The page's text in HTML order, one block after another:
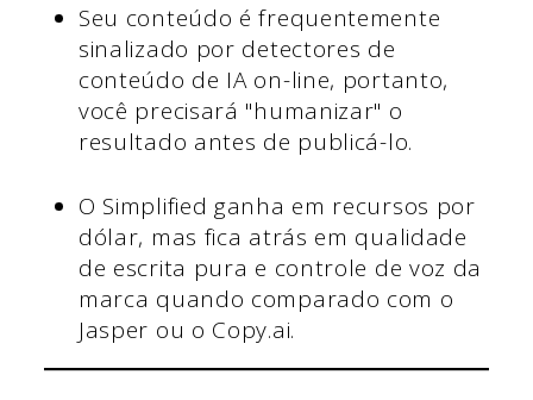
Seu conteúdo é frequentemente
sinalizado por detectores de
conteúdo de IA on-line, portanto,
você precisará "humanizar" o
resultado antes de publicá-lo.
O Simplified ganha em recursos por
dólar, mas fica atrás em qualidade
de escrita pura e controle de voz da
marca quando comparado com o
Jasper ou o Copy.ai.